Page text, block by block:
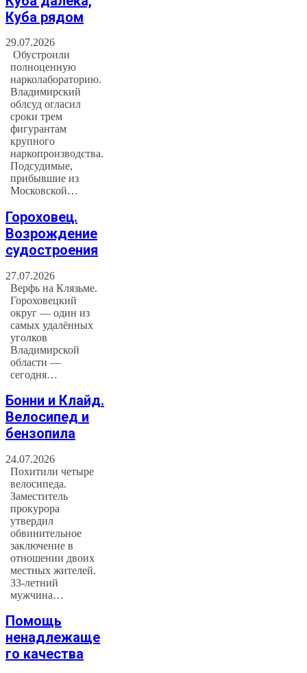
Куба рядом
29.07.2026
Обустроили
полноценную
нарколабораторию.
Владимирский
облсуд огласил
сроки трем
фигурантам
крупного
наркопроизводства.
Подсудимые,
прибывшие из
Московской…
Гороховец.
Возрождение
судостроения
27.07.2026
Верфь на Клязьме.
Гороховецкий
округ — один из
самых удалённых
уголков
Владимирской
области —
сегодня…
Бонни и Клайд.
Велосипед и
бензопила
24.07.2026
Похитили четыре
велосипеда.
Заместитель
прокурора
утвердил
обвинительное
заключение в
отношении двоих
местных жителей.
33-летний
мужчина…
Помощь
ненадлежаще
го качества